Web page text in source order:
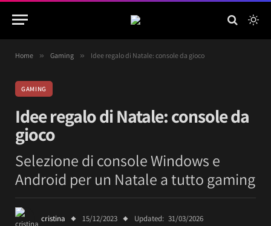
Home » Gaming » Idee regalo di Natale: console da gioco
GAMING
Idee regalo di Natale: console da
gioco
Selezione di console Windows e
Android per un Natale a tutto gaming
cristina 15/12/2023 Updated: 31/03/2026